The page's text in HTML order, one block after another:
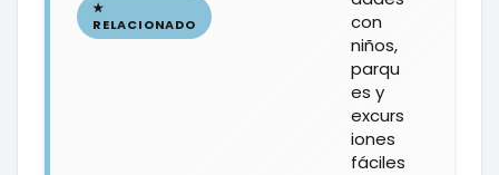
con
niños,
parqu
es y
excurs
iones
fáciles